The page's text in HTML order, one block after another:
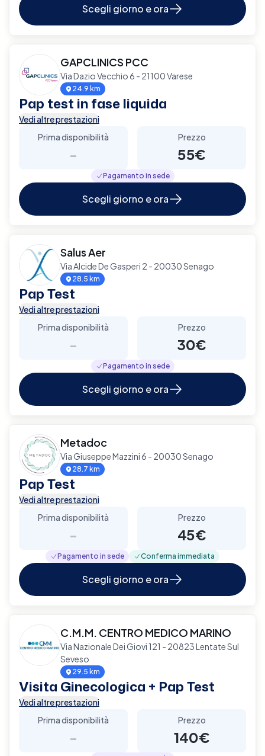
Scegli giorno e ora
GAPCLINICS PCC
Via Dazio Vecchio 6 - 21100 Varese
24.9 km
Pap test in fase liquida
Vedi altre prestazioni
Prima disponibilità
-
Prezzo
55€
Pagamento in sede
Scegli giorno e ora
Salus Aer
Via Alcide De Gasperi 2 - 20030 Senago
28.5 km
Pap Test
Vedi altre prestazioni
Prima disponibilità
-
Prezzo
30€
Pagamento in sede
Scegli giorno e ora
Metadoc
Via Giuseppe Mazzini 6 - 20030 Senago
28.7 km
Pap Test
Vedi altre prestazioni
Prima disponibilità
-
Prezzo
45€
Pagamento in sede Conferma immediata
Scegli giorno e ora
C.M.M. CENTRO MEDICO MARINO
Via Nazionale Dei Giovi 121 - 20823 Lentate Sul
Seveso
29.5 km
Visita Ginecologica + Pap Test
Vedi altre prestazioni
Prima disponibilità
-
Prezzo
140€